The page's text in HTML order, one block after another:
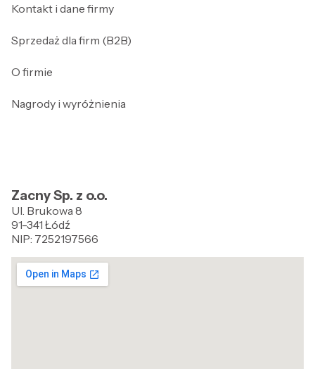
Kontakt i dane firmy
Sprzedaż dla firm (B2B)
O firmie
Nagrody i wyróżnienia
Zacny Sp. z o.o.
Ul. Brukowa 8
91-341 Łódź
NIP: 7252197566